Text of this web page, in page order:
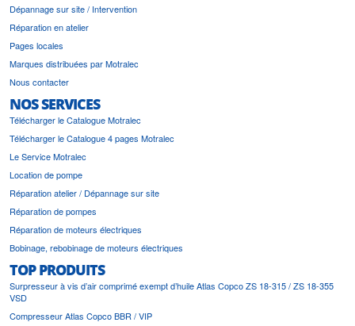
Dépannage sur site / Intervention
Réparation en atelier
Pages locales
Marques distribuées par Motralec
Nous contacter
NOS SERVICES
Télécharger le Catalogue Motralec
Télécharger le Catalogue 4 pages Motralec
Le Service Motralec
Location de pompe
Réparation atelier / Dépannage sur site
Réparation de pompes
Réparation de moteurs électriques
Bobinage, rebobinage de moteurs électriques
TOP PRODUITS
Surpresseur à vis d’air comprimé exempt d’huile Atlas Copco ZS 18-315 / ZS 18-355
VSD
Compresseur Atlas Copco BBR / VIP